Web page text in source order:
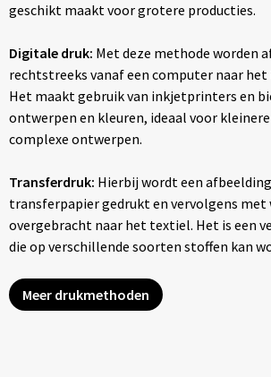
geschikt maakt voor grotere producties.
Digitale druk: Met deze methode worden
rechtstreeks vanaf een computer naar
Het maakt gebruik van inkjetprinters en
ontwerpen en kleuren, ideaal voor
complexe ontwerpen.
Transferdruk: Hierbij wordt een
transferpapier gedrukt en vervolgens met
overgebracht naar het textiel. Het is een
die op verschillende soorten stoffen kan
Meer drukmethoden